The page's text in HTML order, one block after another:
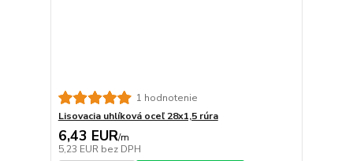
1 hodnotenie
Lisovacia uhlíková oceľ 28x1,5 rúra
6,43 EUR/m
5,23 EUR bez DPH